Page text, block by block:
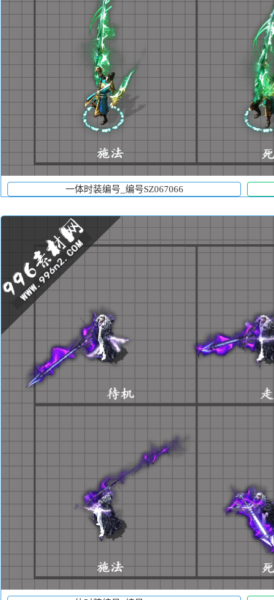
一体时装编号_编号SZ067066